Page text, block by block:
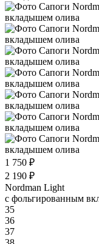
1 750 ₽
2 190 ₽
Nordman Light
c фольгированным
35
36
37